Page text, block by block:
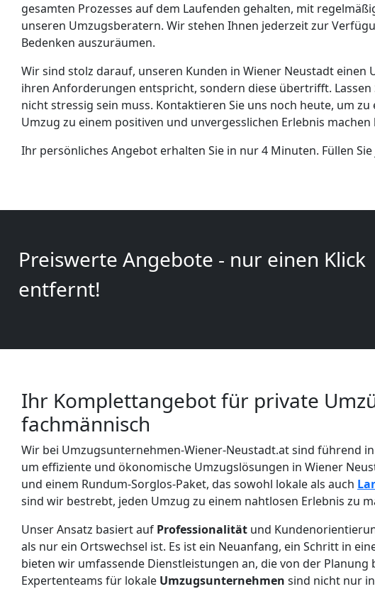
gesamten Prozesses auf dem Laufenden gehalten, mit
unseren Umzugsberatern. Wir stehen Ihnen jederzeit zur
Bedenken auszuräumen.
Wir sind stolz darauf, unseren Kunden in Wiener Neustadt einen
ihren Anforderungen entspricht, sondern diese übertrifft. Lassen
nicht stressig sein muss. Kontaktieren Sie uns noch heute, um
Umzug zu einem positiven und unvergesslichen Erlebnis machen
Ihr persönliches Angebot erhalten Sie in nur 4 Minuten. Füllen
Preiswerte Angebote - nur einen Klick
entfernt!
Ihr Komplettangebot für private
fachmännisch
Wir bei Umzugsunternehmen-Wiener-Neustadt.at sind führend
um effiziente und ökonomische Umzugslösungen in Wiener
und einem Rundum-Sorglos-Paket, das sowohl lokale als auch
sind wir bestrebt, jeden Umzug zu einem nahtlosen Erlebnis zu
Unser Ansatz basiert auf Professionalität und
als nur ein Ortswechsel ist. Es ist ein Neuanfang, ein Schritt in
bieten wir umfassende Dienstleistungen an, die von der
Expertenteams für lokale Umzugsunternehmen sind nicht nur